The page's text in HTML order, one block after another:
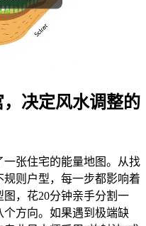
决定风水调整的
一张住宅的能量地图。从找
则户型，每一步都影响着
，花20分钟亲手分割一
方向。如果遇到极端缺